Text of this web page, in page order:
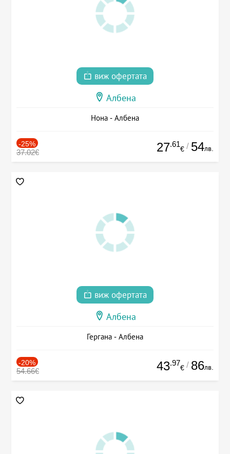
виж офертата
Албена
Нона - Албена
-25%
37.02€ 27.61
€ / 54лв.
виж офертата
Албена
Гергана - Албена
-20%
54.66€ 43.97
€ / 86лв.